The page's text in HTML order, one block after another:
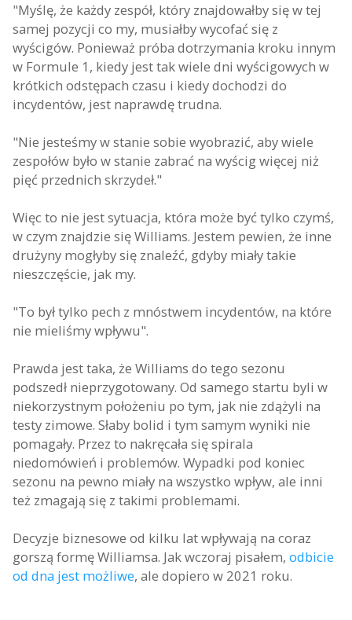
"Myślę, że każdy zespół, który znajdowałby się w tej
samej pozycji co my, musiałby wycofać się z
wyścigów. Ponieważ próba dotrzymania kroku innym
w Formule 1, kiedy jest tak wiele dni wyścigowych w
krótkich odstępach czasu i kiedy dochodzi do
incydentów, jest naprawdę trudna.
"Nie jesteśmy w stanie sobie wyobrazić, aby wiele
zespołów było w stanie zabrać na wyścig więcej niż
pięć przednich skrzydeł."
Więc to nie jest sytuacja, która może być tylko czymś,
w czym znajdzie się Williams. Jestem pewien, że inne
drużyny mogłyby się znaleźć, gdyby miały takie
nieszczęście, jak my.
"To był tylko pech z mnóstwem incydentów, na które
nie mieliśmy wpływu".
Prawda jest taka, że Williams do tego sezonu
podszedł nieprzygotowany. Od samego startu byli w
niekorzystnym położeniu po tym, jak nie zdążyli na
testy zimowe. Słaby bolid i tym samym wyniki nie
pomagały. Przez to nakręcała się spirala
niedomówień i problemów. Wypadki pod koniec
sezonu na pewno miały na wszystko wpływ, ale inni
też zmagają się z takimi problemami.
Decyzje biznesowe od kilku lat wpływają na coraz
gorszą formę Williamsa. Jak wczoraj pisałem, odbicie
od dna jest możliwe, ale dopiero w 2021 roku.